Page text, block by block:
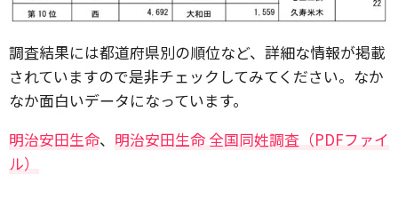
調査結果には都道府県別の順位など、詳細な情報が掲載
されていますので是非チェックしてみてください。なか
なか面白いデータになっています。
明治安田生命、 明治安田生命 全国同姓調査（PDFファイ
ル）